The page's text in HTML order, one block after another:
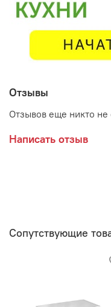
Отзывы
Отзывов еще никто не
Написать отзыв
Сопутствующие